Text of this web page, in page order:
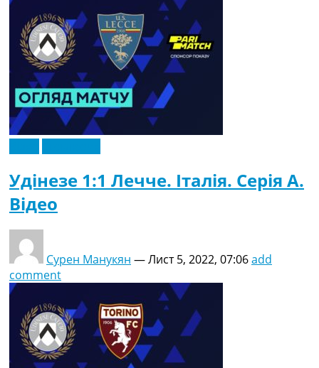
Удінезе 1:1 Лечче. Італія. Серія A.
Відео
Сурен Манукян —Лист 5, 2022, 07:06add
comment